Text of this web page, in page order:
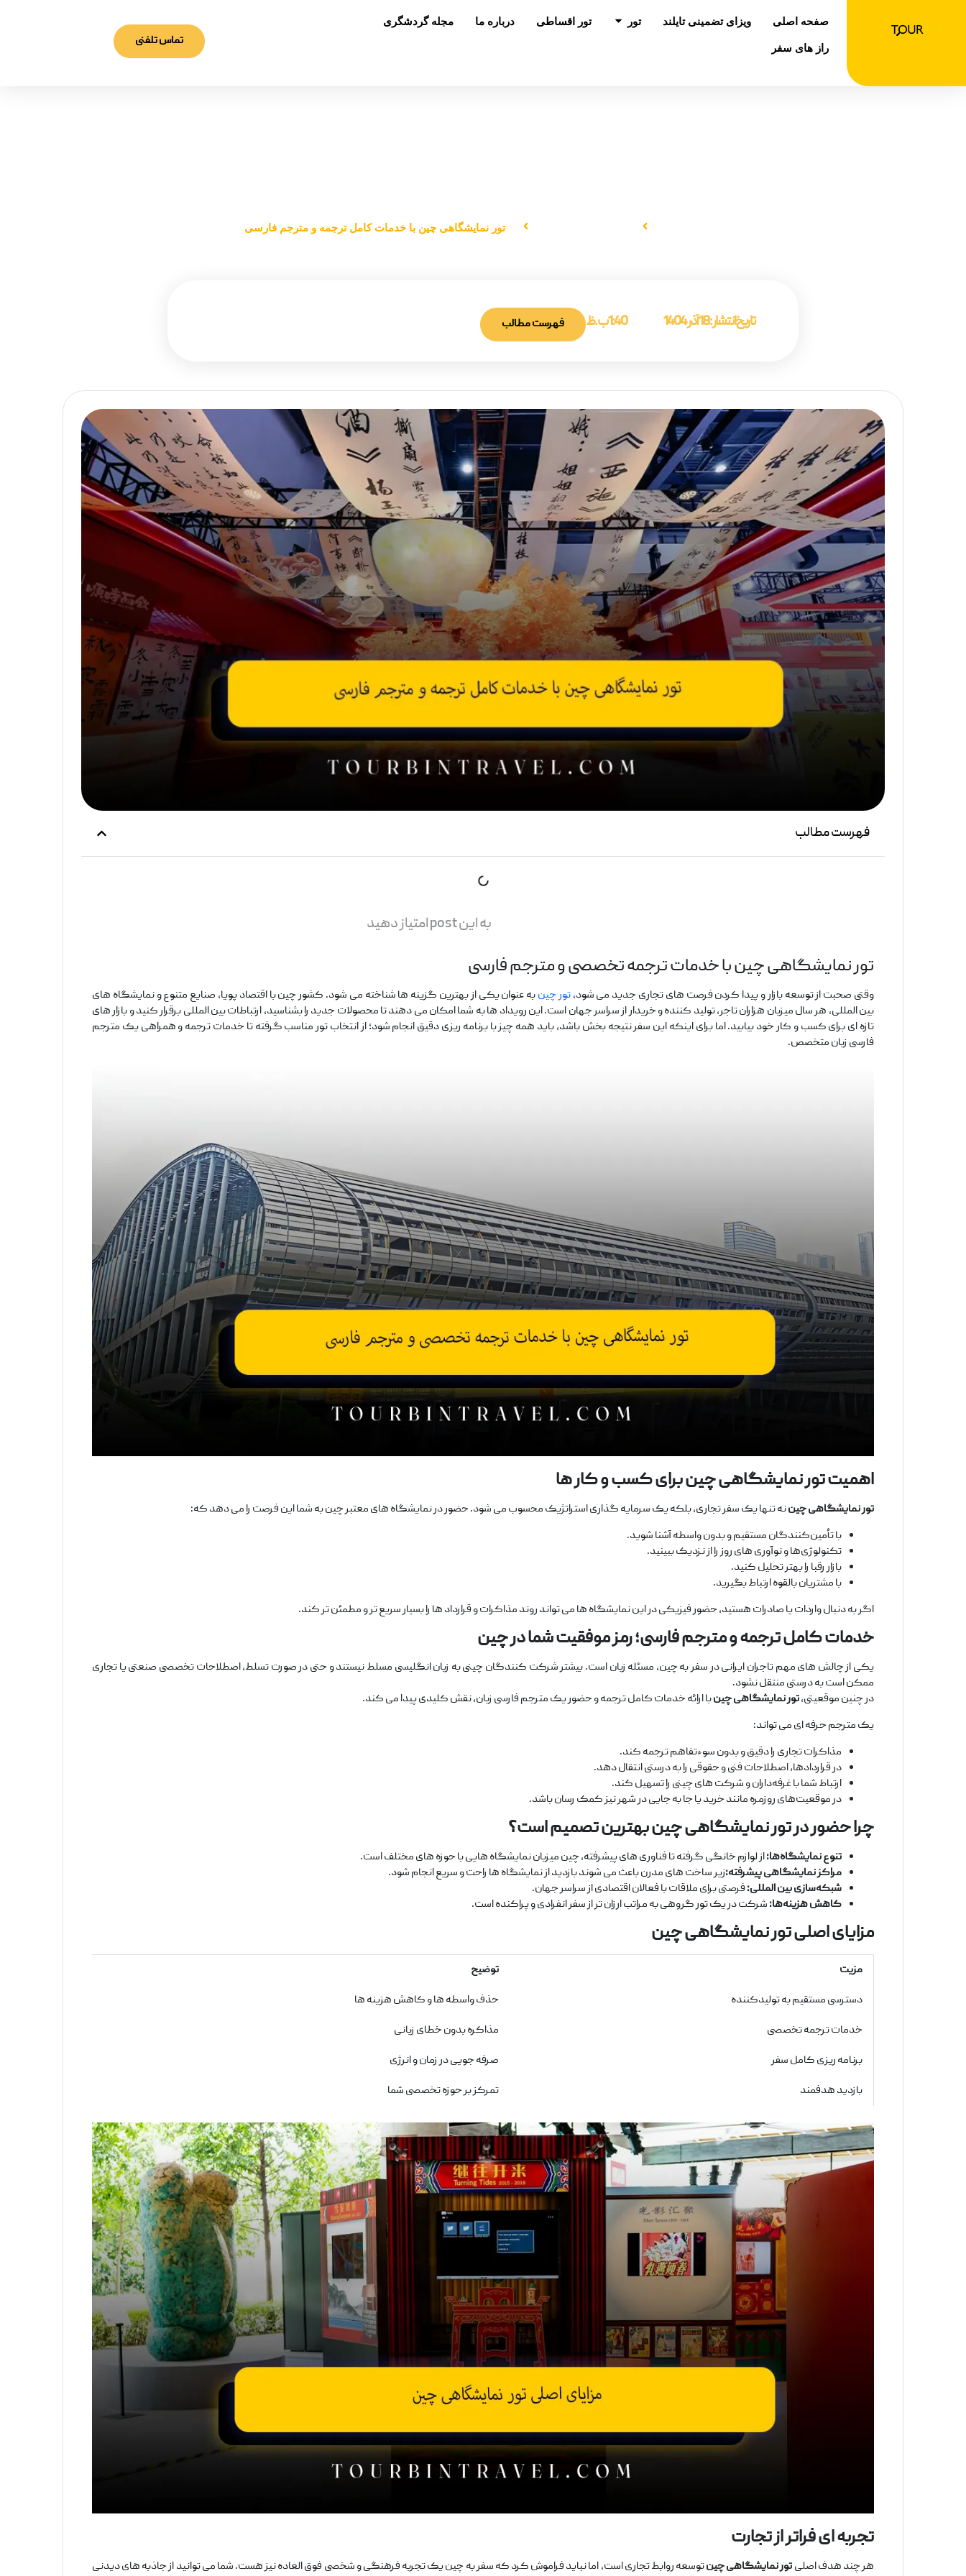
صفحه اصلی ویزای تضمینی تایلند تور باز کردن در تور
تور اقساطی درباره ما
مجله گردشگری
راز های سفر
تماس تلفنی
تور نمایشگاهی چین با خدمات کامل ترجمه و مترجم فارسی
تاریخ انتشار :18 آذر 1404 1:40 ب.ظ فهرست مطالب
فهرست مطالب
به این post امتیاز دهید
تور نمایشگاهی چین با خدمات ترجمه تخصصی و مترجم فارسی
وقتی صحبت از توسعه بازار و پیدا کردن فرصت ‌های تجاری جدید می‌ شود،تور چینبه ‌عنوان یکی از بهترین گزینه ‌ها شناخته می‌ شود. کشور چین با اقتصاد پویا، صنایع متنوع و نمایشگاه ‌های
بین ‌المللی، هر سال میزبان هزاران تاجر، تولید کننده و خریدار از سراسر جهان است. این رویداد ها به شما امکان می ‌دهند تا محصولات جدید را بشناسید، ارتباطات بین ‌المللی برقرار کنید و بازار های
تازه ‌ای برای کسب ‌و کار خود بیابید. اما برای اینکه این سفر نتیجه ‌بخش باشد، باید همه چیز با برنامه‌ ریزی دقیق انجام شود؛ از انتخاب تور مناسب گرفته تا خدمات ترجمه و همراهی یک مترجم
فارسی ‌زبان متخصص.
اهمیت تور نمایشگاهی چین برای کسب‌وکارها
تور نمایشگاهی چیننه تنها یک سفر تجاری، بلکه یک سرمایه‌ گذاری استراتژیک محسوب می ‌شود. حضور در نمایشگاه‌ های معتبر چین به شما این فرصت را می ‌دهد که:
با تأمین‌کنندگان مستقیم و بدون واسطه آشنا شوید.
تکنولوژی‌ها و نوآوری ‌های روز را از نزدیک ببینید.
بازار رقبا را بهتر تحلیل کنید.
با مشتریان بالقوه ارتباط بگیرید.
اگر به دنبال واردات یا صادرات هستید، حضور فیزیکی در این نمایشگاه‌ ها می ‌تواند روند مذاکرات و قرارداد ها را بسیار سریع ‌تر و مطمئن ‌تر کند.
خدمات کامل ترجمه و مترجم فارسی؛ رمز موفقیت شما در چین
یکی از چالش‌ های مهم تاجران ایرانی در سفر به چین، مسئله زبان است. بیشتر شرکت ‌کنندگان چینی به زبان انگلیسی مسلط نیستند و حتی در صورت تسلط، اصطلاحات تخصصی صنعتی یا تجاری
ممکن است به‌ درستی منتقل نشود.
در چنین موقعیتی،تور نمایشگاهی چینبا ارائه خدمات کامل ترجمه و حضور یک مترجم فارسی ‌زبان، نقش کلیدی پیدا می ‌کند.
یک مترجم حرفه ‌ای می ‌تواند:
مذاکرات تجاری را دقیق و بدون سوءتفاهم ترجمه کند.
در قراردادها، اصطلاحات فنی و حقوقی را به ‌درستی انتقال دهد.
ارتباط شما با غرفه‌داران و شرکت ‌های چینی را تسهیل کند.
در موقعیت‌های روزمره مانند خرید یا جا به ‌جایی در شهر نیز کمک ‌رسان باشد.
چرا حضور در تور نمایشگاهی چین بهترین تصمیم است؟
تنوع نمایشگاه‌ها:از لوازم خانگی گرفته تا فناوری ‌های پیشرفته، چین میزبان نمایشگاه‌ هایی با حوزه‌ های مختلف است.
مراکز نمایشگاهی پیشرفته:زیر ساخت ‌های مدرن باعث می‌ شوند بازدید از نمایشگاه ‌ها راحت و سریع انجام شود.
شبکه‌سازی بین‌المللی:فرصتی برای ملاقات با فعالان اقتصادی از سراسر جهان.
کاهش هزینه‌ها:شرکت در یک تور گروهی به ‌مراتب ارزان ‌تر از سفر انفرادی و پراکنده است.
مزایایاصلیتورنمایشگاهیچین
مزیت
توضیح
دسترسی مستقیم به تولیدکننده
حذف واسطه ‌ها و کاهش هزینه ‌ها
خدمات ترجمه تخصصی
مذاکره بدون خطای زبانی
برنامه ‌ریزی کامل سفر
صرفه ‌جویی در زمان و انرژی
بازدید هدفمند
تمرکز بر حوزه تخصصی شما
تجربه‌ای فراتر از تجارت
هر چند هدف اصلیتور نمایشگاهی چینتوسعه روابط تجاری است، اما نباید فراموش کرد که سفر به چین یک تجربه فرهنگی و شخصی فوق ‌العاده نیز هست. شما می ‌توانید از جاذبه‌ های دیدنی